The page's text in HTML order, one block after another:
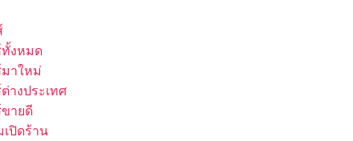
งหมด
าใหม่
างประเทศ
ายดี
ปิดร้าน